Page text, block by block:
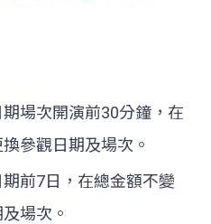
場次開演前30分鐘，在
參觀日期及場次。
前7日，在總金額不變
場次。